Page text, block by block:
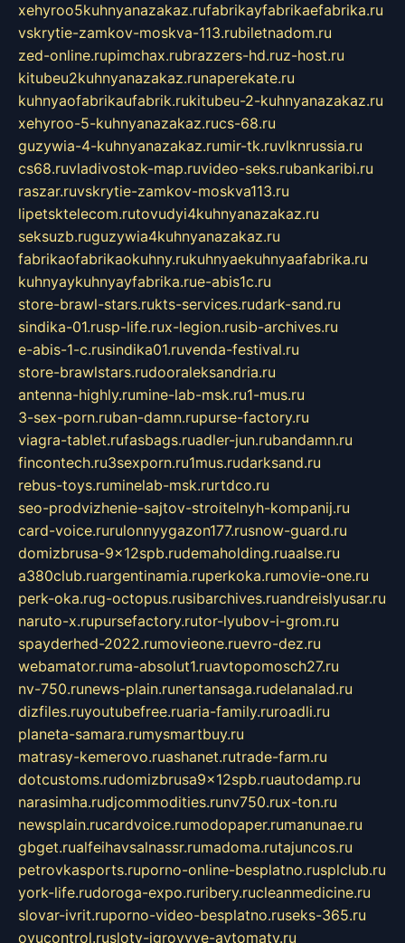
xehyroo5kuhnyanazakaz.rufabrikayfabrikaefabrika.ru
vskrytie-zamkov-moskva-113.rubiletnadom.ru
zed-online.rupimchax.rubrazzers-hd.ruz-host.ru
kitubeu2kuhnyanazakaz.runaperekate.ru
kuhnyaofabrikaufabrik.rukitubeu-2-kuhnyanazakaz.ru
xehyroo-5-kuhnyanazakaz.rucs-68.ru
guzywia-4-kuhnyanazakaz.rumir-tk.ruvlknrussia.ru
cs68.ruvladivostok-map.ruvideo-seks.rubankaribi.ru
raszar.ruvskrytie-zamkov-moskva113.ru
lipetsktelecom.rutovudyi4kuhnyanazakaz.ru
seksuzb.ruguzywia4kuhnyanazakaz.ru
fabrikaofabrikaokuhny.rukuhnyaekuhnyaafabrika.ru
kuhnyaykuhnyayfabrika.rue-abis1c.ru
store-brawl-stars.rukts-services.rudark-sand.ru
sindika-01.rusp-life.rux-legion.rusib-archives.ru
e-abis-1-c.rusindika01.ruvenda-festival.ru
store-brawlstars.rudooraleksandria.ru
antenna-highly.rumine-lab-msk.ru1-mus.ru
3-sex-porn.ruban-damn.rupurse-factory.ru
viagra-tablet.rufasbags.ruadler-jun.rubandamn.ru
fincontech.ru3sexporn.ru1mus.rudarksand.ru
rebus-toys.ruminelab-msk.rurtdco.ru
seo-prodvizhenie-sajtov-stroitelnyh-kompanij.ru
card-voice.rurulonnyygazon177.rusnow-guard.ru
domizbrusa-9x12spb.rudemaholding.ruaalse.ru
a380club.ruargentinamia.ruperkoka.rumovie-one.ru
perk-oka.rug-octopus.rusibarchives.ruandreislyusar.ru
naruto-x.rupursefactory.rutor-lyubov-i-grom.ru
spayderhed-2022.rumovieone.ruevro-dez.ru
webamator.ruma-absolut1.ruavtopomosch27.ru
nv-750.runews-plain.runertansaga.rudelanalad.ru
dizfiles.ruyoutubefree.ruaria-family.ruroadli.ru
planeta-samara.rumysmartbuy.ru
matrasy-kemerovo.ruashanet.rutrade-farm.ru
dotcustoms.rudomizbrusa9x12spb.ruautodamp.ru
narasimha.rudjcommodities.runv750.rux-ton.ru
newsplain.rucardvoice.rumodopaper.rumanunae.ru
gbget.rualfeihavsalnassr.rumadoma.rutajuncos.ru
petrovkasports.ruporno-online-besplatno.rusplclub.ru
york-life.rudoroga-expo.ruribery.rucleanmedicine.ru
slovar-ivrit.ruporno-video-besplatno.ruseks-365.ru
ovucontrol.rusloty-igrovyye-avtomaty.ru